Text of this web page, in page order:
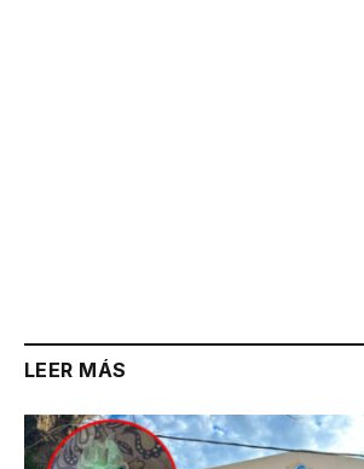
LEER MÁS